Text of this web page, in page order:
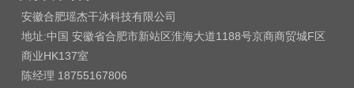
安徽合肥瑶杰干冰科技有限公司
地址:中国 安徽省合肥市新站区淮海大道1188号京商商贸城F区
商业HK137室
陈经理 18755167806